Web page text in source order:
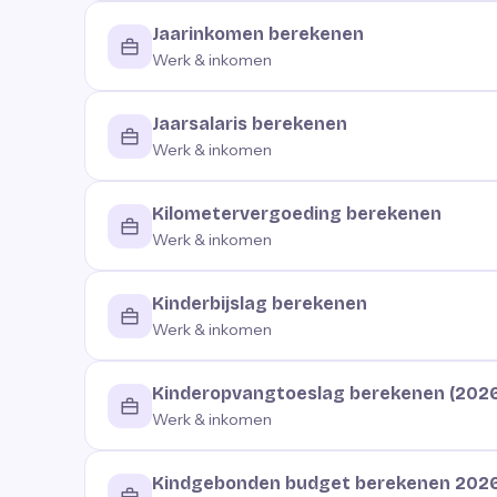
Jaarinkomen berekenen
Werk & inkomen
Jaarsalaris berekenen
Werk & inkomen
Kilometervergoeding berekenen
Werk & inkomen
Kinderbijslag berekenen
Werk & inkomen
Kinderopvangtoeslag berekenen
Werk & inkomen
Kindgebonden budget berekenen